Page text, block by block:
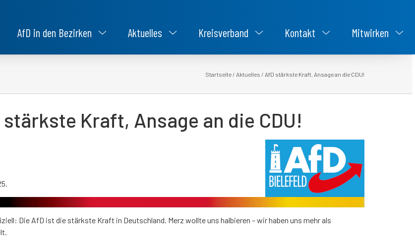
AfD in den Bezirken Aktuelles Kreisverband Kontakt Mitwirken
Startseite / Aktuelles / AfD stärkste Kraft, Ansage an die CDU!
stärkste Kraft, Ansage an die CDU!
Die AfD ist die stärkste Kraft in Deutschland. Merz wollte uns halbieren – wir haben uns mehr als